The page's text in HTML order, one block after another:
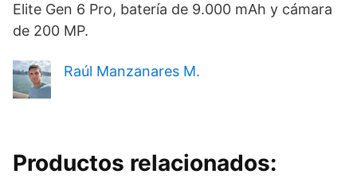
Elite Gen 6 Pro, batería de 9.000 mAh y cámara
de 200 MP.
Raúl Manzanares M.
Productos relacionados: